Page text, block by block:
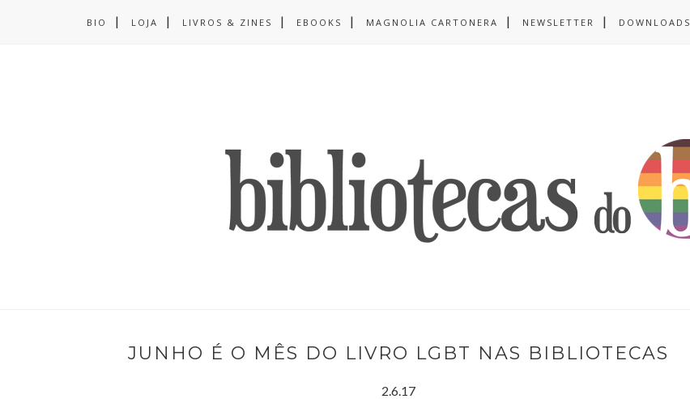
BIO LOJA LIVROS & ZINES EBOOKS MAGNOLIA CARTONERA NEWSLETTER DOWNLOADS
JUNHO É O MÊS DO LIVRO LGBT NAS BIBLIOTECAS
2.6.17